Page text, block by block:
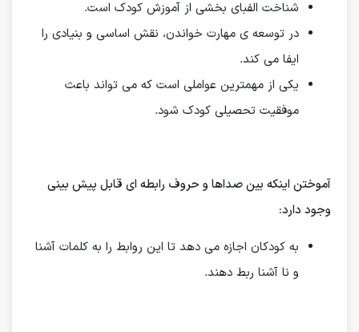
شناخت الفبای بخشی از آموزش کودک است.
در توسعه ی مهارت خواندن، نقش اساسی و بنیادی را
ایفا می کند.
یکی از مهمترین عواملی است که می تواند باعث
موفقیت تحصیلی کودک شود.
آموختن اینكه بین صداها و حروف رابطه ای قابل پیش بینی
وجود دارد:
به كودكان اجازه می دهد تا این روابط را به كلمات آشنا
و نا آشنا ربط دهند.